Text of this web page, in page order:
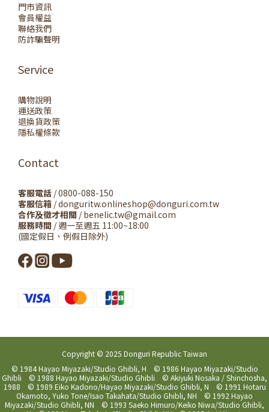
門市資訊
會員權益
聯絡我們
防詐騙聲明
Service
購物說明
運送政策
退換貨政策
隱私權條款
Contact
客服電話 / 0800-088-150
客服信箱 / donguritw.onlineshop@donguri.com.tw
合作及徵才相關 / benelic.tw@gmail.com
服務時間 / 週一至週五 11:00~18:00
(國定假日、例假日除外)
Copyright © 2025 Donguri Republic Taiwan
© 1984 Hayao Miyazaki/Studio Ghibli, H © 1986 Hayao Miyazaki/Studio
Ghibli © 1988 Hayao Miyazaki/Studio Ghibli © Akiyuki Nosaka / Shinchosha,
1988 © 1989 Eiko Kadono/Hayao Miyazaki/Studio Ghibli, N © 1991 Hotaru
Okamoto, Yuko Tone/Isao Takahata/Studio Ghibli, NH © 1992 Hayao
Miyazaki/Studio Ghibli, NN © 1993 Saeko Himuro/Keiko Niwa/Studio Ghibli,